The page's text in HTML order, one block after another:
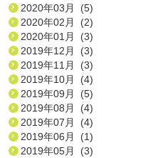
2020年03月 (5)
2020年02月 (2)
2020年01月 (3)
2019年12月 (3)
2019年11月 (3)
2019年10月 (4)
2019年09月 (5)
2019年08月 (4)
2019年07月 (4)
2019年06月 (1)
2019年05月 (3)